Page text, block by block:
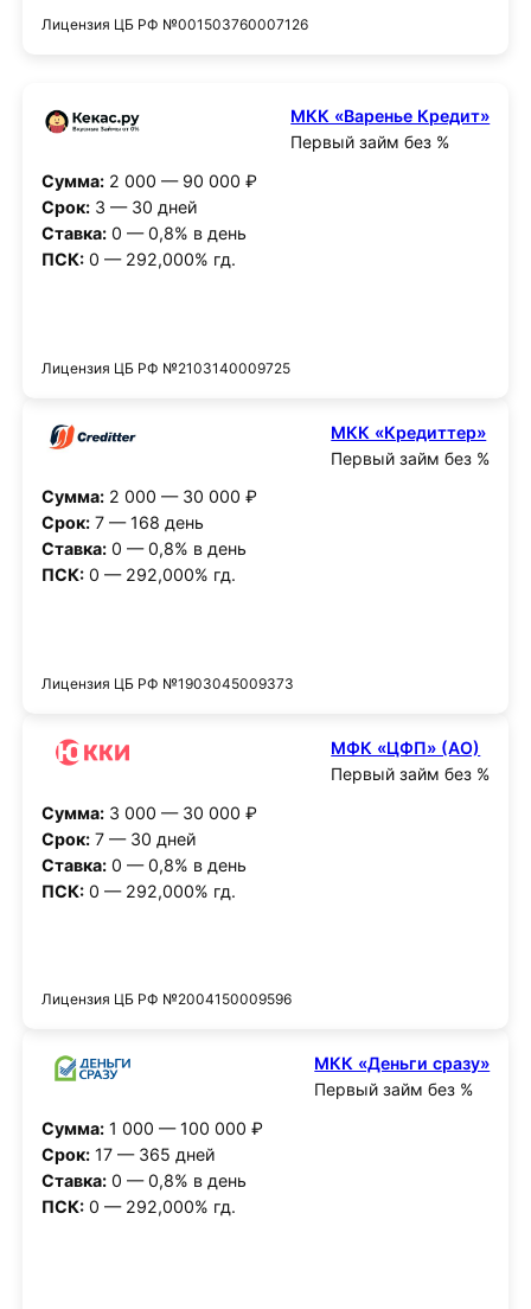
Лицензия ЦБ РФ №001503760007126
МКК «Варенье Кредит»
Первый займ без %
Сумма:2 000 — 90 000 ₽
Срок:3 — 30 дней
Ставка:0 — 0,8% в день
ПСК:0 — 292,000% гд.
Лицензия ЦБ РФ №2103140009725
МКК «Кредиттер»
Первый займ без %
Сумма:2 000 — 30 000 ₽
Срок:7 — 168 день
Ставка:0 — 0,8% в день
ПСК:0 — 292,000% гд.
Лицензия ЦБ РФ №1903045009373
МФК «ЦФП» (АО)
Первый займ без %
Сумма:3 000 — 30 000 ₽
Срок:7 — 30 дней
Ставка:0 — 0,8% в день
ПСК:0 — 292,000% гд.
Лицензия ЦБ РФ №2004150009596
МКК «Деньги сразу»
Первый займ без %
Сумма:1 000 — 100 000 ₽
Срок:17 — 365 дней
Ставка:0 — 0,8% в день
ПСК:0 — 292,000% гд.